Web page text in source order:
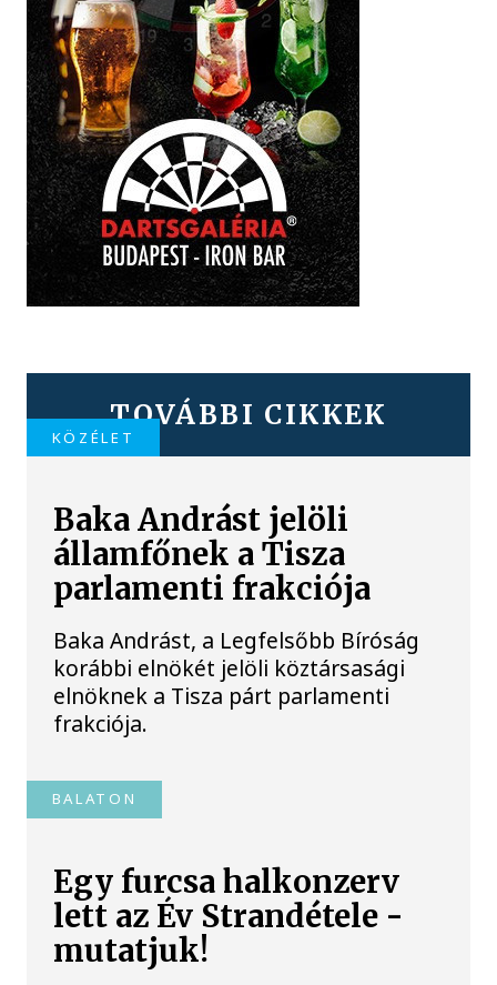
TOVÁBBI CIKKEK
KÖZÉLET
Baka Andrást jelöli
államfőnek a Tisza
parlamenti frakciója
Baka Andrást, a Legfelsőbb Bíróság
korábbi elnökét jelöli köztársasági
elnöknek a Tisza párt parlamenti
frakciója.
BALATON
Egy furcsa halkonzerv
lett az Év Strandétele -
mutatjuk!